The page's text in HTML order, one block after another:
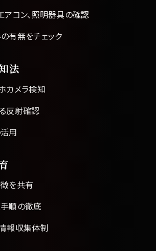
アコン、照明器具の確認
有無をチェック
法
カメラ検知
反射確認
用
を共有
順の徹底
報収集体制